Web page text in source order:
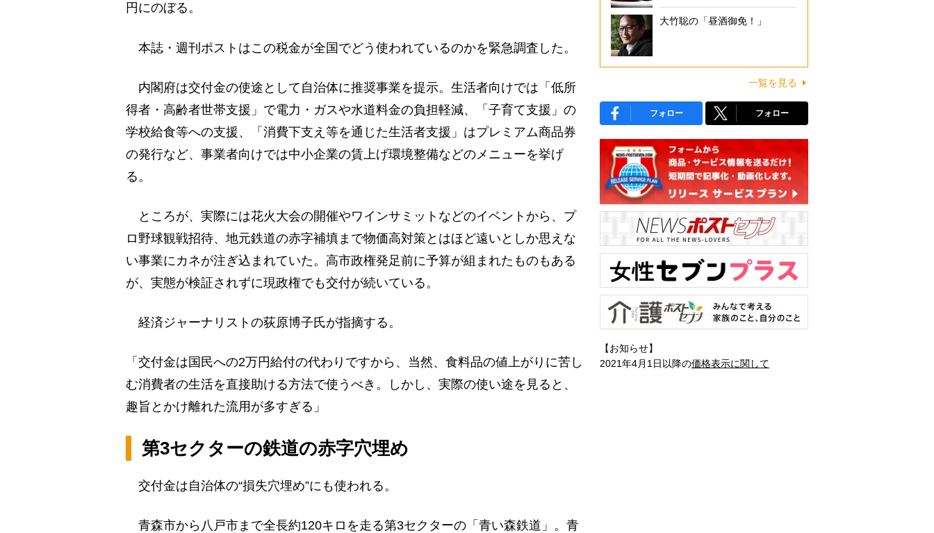
円にのぼる。
本誌・週刊ポストはこの税金が全国でどう使われているのかを緊急調査した。
内閣府は交付金の使途として自治体に推奨事業を提示。生活者向けでは「低所
得者・高齢者世帯支援」で電力・ガスや水道料金の負担軽減、「子育て支援」の
学校給食等への支援、「消費下支え等を通じた生活者支援」はプレミアム商品券
の発行など、事業者向けでは中小企業の賃上げ環境整備などのメニューを挙げ
る。
ところが、実際には花火大会の開催やワインサミットなどのイベントから、プ
ロ野球観戦招待、地元鉄道の赤字補填まで物価高対策とはほど遠いとしか思えな
い事業にカネが注ぎ込まれていた。高市政権発足前に予算が組まれたものもある
が、実態が検証されずに現政権でも交付が続いている。
経済ジャーナリストの荻原博子氏が指摘する。
「交付金は国民への2万円給付の代わりですから、当然、食料品の値上がりに苦し
む消費者の生活を直接助ける方法で使うべき。しかし、実際の使い途を見ると、
趣旨とかけ離れた流用が多すぎる」
第3セクターの鉄道の赤字穴埋め
交付金は自治体の“損失穴埋め”にも使われる。
青森市から八戸市まで全長約120キロを走る第3セクターの「青い森鉄道」。青
大竹聡の「昼酒御免！」
一覧を見る
フォロー フォロー
【お知らせ】
2021年4月1日以降の価格表示に関して